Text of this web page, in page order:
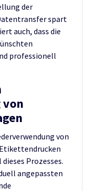
der
spart
auch, dass die
professionell
von
von
Prozesses.
angepassten